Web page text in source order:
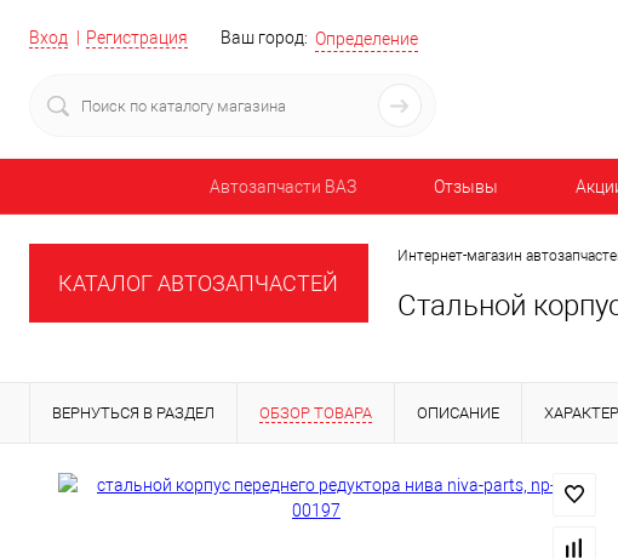
Вход Регистрация Ваш город: Определение
Автозапчасти ВАЗ Отзывы
КАТАЛОГ АВТОЗАПЧАСТЕЙ
Интернет-магазин
Стальной
ВЕРНУТЬСЯ В РАЗДЕЛ ОБЗОР ТОВАРА ОПИСАНИЕ